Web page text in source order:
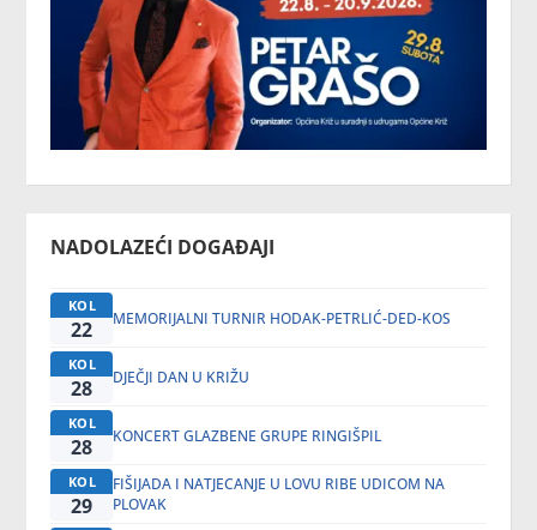
NADOLAZEĆI DOGAĐAJI
KOL
22 MEMORIJALNI TURNIR HODAK-PETRLIĆ-DED-KOS
KOL
28 DJEČJI DAN U KRIŽU
KOL
28 KONCERT GLAZBENE GRUPE RINGIŠPIL
KOL
29
FIŠIJADA I NATJECANJE U LOVU RIBE UDICOM NA
PLOVAK